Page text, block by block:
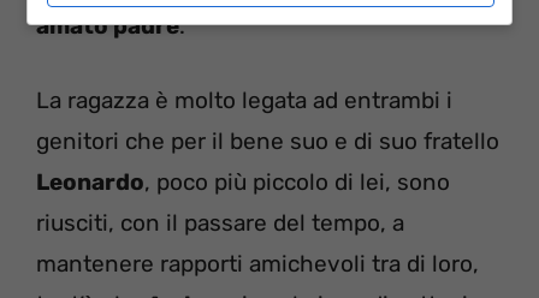
amato padre.
La ragazza è molto legata ad entrambi i
genitori che per il bene suo e di suo fratello
Leonardo, poco più piccolo di lei, sono
riusciti, con il passare del tempo, a
mantenere rapporti amichevoli tra di loro,